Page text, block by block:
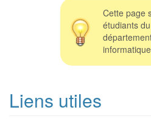
Cette page
étudiants
Liens utiles